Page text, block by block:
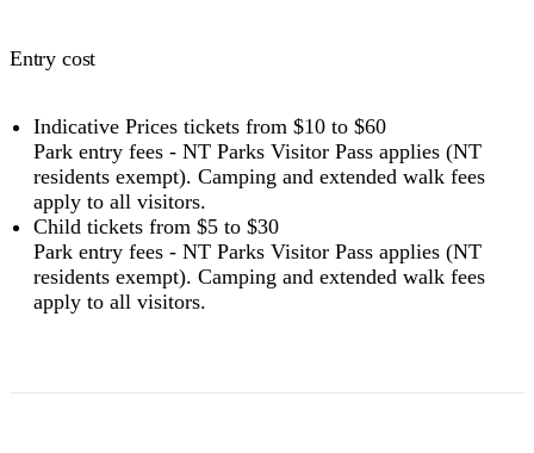
Entry cost
Indicative Prices tickets from $10 to $60
Park entry fees - NT Parks Visitor Pass applies (NT
residents exempt). Camping and extended walk fees
apply to all visitors.
Child tickets from $5 to $30
Park entry fees - NT Parks Visitor Pass applies (NT
residents exempt). Camping and extended walk fees
apply to all visitors.